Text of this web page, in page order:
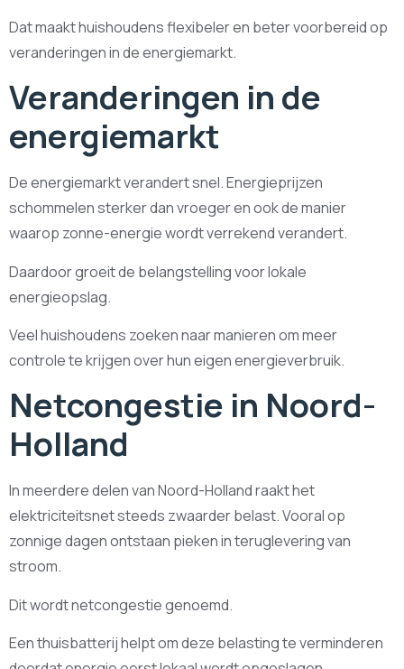
Dat maakt huishoudens flexibeler en beter voorbereid op
veranderingen in de energiemarkt.
Veranderingen in de
energiemarkt
De energiemarkt verandert snel. Energieprijzen
schommelen sterker dan vroeger en ook de manier
waarop zonne-energie wordt verrekend verandert.
Daardoor groeit de belangstelling voor lokale
energieopslag.
Veel huishoudens zoeken naar manieren om meer
controle te krijgen over hun eigen energieverbruik.
Netcongestie in Noord-
Holland
In meerdere delen van Noord-Holland raakt het
elektriciteitsnet steeds zwaarder belast. Vooral op
zonnige dagen ontstaan pieken in teruglevering van
stroom.
Dit wordt netcongestie genoemd.
Een thuisbatterij helpt om deze belasting te verminderen